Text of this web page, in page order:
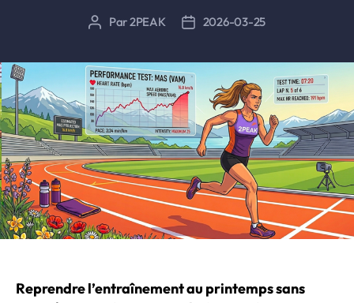
Auteur
Par2PEAK
Date2026-03-25
Reprendre l’entraînement au printemps sans